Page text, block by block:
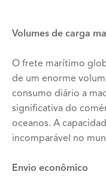
Volumes de carga
O frete marítimo
de um enorme
consumo diário a
significativa do
oceanos. A
incomparável no
Envio econômico